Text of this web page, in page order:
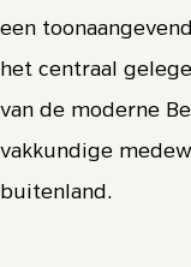
een
het centraal
van de moderne
vakkundige
buitenland.